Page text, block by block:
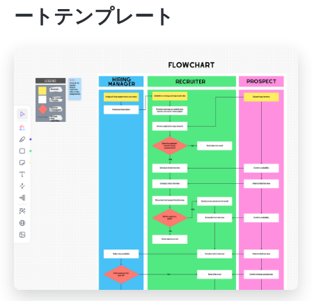
ートテンプレート